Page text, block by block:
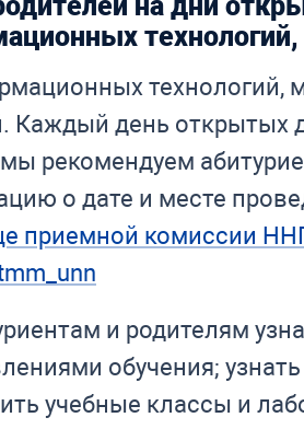
Каж­дый день от­кры­тых
ре­ко­мен­ду­ем
о дате и ме­сте
при­ем­ной ко­мис­сии
и ро­ди­те­лям
обу­че­ния;
учебные классы и